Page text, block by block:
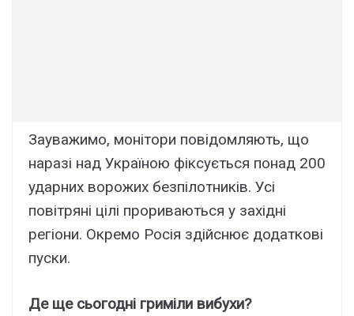
Зауважимо, монітори повідомляють, що
наразі над Україною фіксується понад 200
ударних ворожих безпілотників. Усі
повітряні цілі прориваються у західні
регіони. Окремо Росія здійснює додаткові
пуски.
Де ще сьогодні гриміли вибухи?